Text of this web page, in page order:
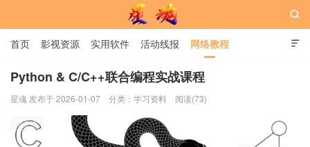

首页 影视资源 实用软件 活动线报 网络教程
用户中心 书籍 娱乐

Python & C/C++联合编程实战课程
星魂 发布于 2026-01-07 分类： 学习资料 阅读(73)